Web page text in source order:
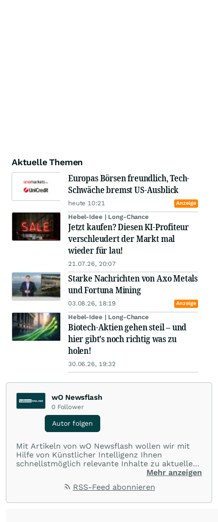
Aktuelle Themen
Europas Börsen freundlich, Tech-
Schwäche bremst US-Ausblick
heute 10:21 Anzeige
Hebel-Idee | Long-Chance
Jetzt kaufen? Diesen KI-Profiteur
verschleudert der Markt mal
wieder für lau!
21.07.26, 20:07
Starke Nachrichten von Axo Metals
und Fortuna Mining
03.08.26, 18:19 Anzeige
Hebel-Idee | Long-Chance
Biotech-Aktien gehen steil – und
hier gibt's noch richtig was zu
holen!
30.06.26, 19:32
wO Newsflash
0 Follower
Autor folgen
Mit Artikeln von wO Newsflash wollen wir mit
Hilfe von Künstlicher Intelligenz Ihnen
schnellstmöglich relevante Inhalte zu aktuellen
Ereignissen rund um Börse, Finanzmärkte aus
Mehr anzeigen
RSS-Feed abonnieren